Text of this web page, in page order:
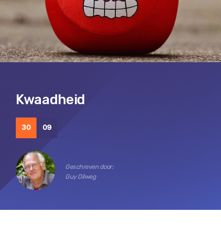
Kwaadheid
30 09
Geschreven door:
Guy Dilweg